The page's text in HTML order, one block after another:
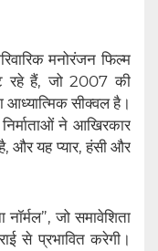
मनोरंजन फिल्म
रहे हैं, जो 2007 की
आध्यात्मिक सीक्वल है।
ने आखिरकार
और यह प्यार, हंसी और
जो समावेशिता
से प्रभावित करेगी।